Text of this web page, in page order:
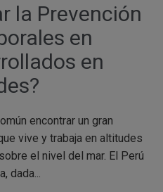
la Prevención
en
en
encontrar un gran
vive y trabaja en altitudes
el nivel del mar. El Perú
dada...